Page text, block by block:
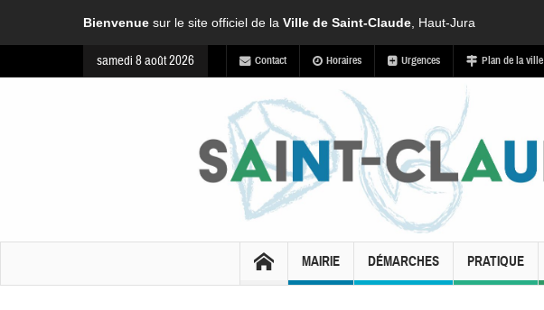
Bienvenue sur le site officiel de la Ville de Saint-Claude , Haut-Jura
samedi 8 août 2026 Contact Horaires Urgences Plan de la ville
MAIRIE DÉMARCHES PRATIQUE